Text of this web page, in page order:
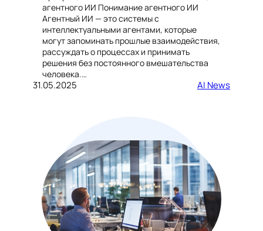
агентного ИИ Понимание агентного ИИ
Агентный ИИ — это системы с
интеллектуальными агентами, которые
могут запоминать прошлые взаимодействия,
рассуждать о процессах и принимать
решения без постоянного вмешательства
человека.…
31.05.2025 AI News